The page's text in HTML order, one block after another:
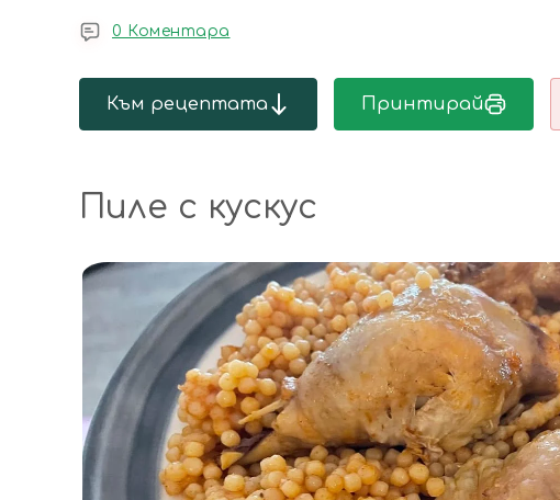
0 Коментара
Към рецептата Принтирай
Пиле с кускус